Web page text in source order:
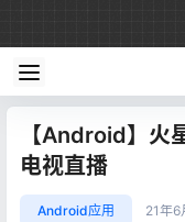
【Android】火
电视直播
Android应用 21年6